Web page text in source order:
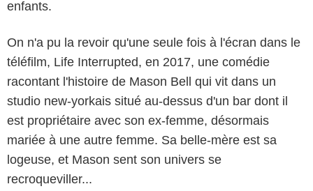
enfants.
On n'a pu la revoir qu'une seule fois à l'écran dans le
téléfilm, Life Interrupted, en 2017, une comédie
racontant l'histoire de Mason Bell qui vit dans un
studio new-yorkais situé au-dessus d'un bar dont il
est propriétaire avec son ex-femme, désormais
mariée à une autre femme. Sa belle-mère est sa
logeuse, et Mason sent son univers se
recroqueviller...